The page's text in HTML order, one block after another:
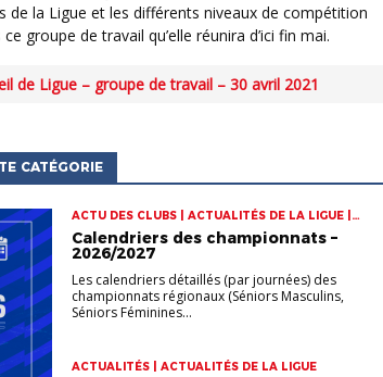
de la Ligue et les différents niveaux de compétition
groupe de travail qu’elle réunira d’ici fin mai.
de Ligue – groupe de travail – 30 avril 2021
CATÉGORIE
ACTU DES CLUBS | ACTUALITÉS DE LA LIGUE |
CHAMPIONNATS
Calendriers des championnats –
2026/2027
Les calendriers détaillés (par journées) des
championnats régionaux (Séniors Masculins,
Séniors Féminines...
ACTUALITÉS | ACTUALITÉS DE LA LIGUE